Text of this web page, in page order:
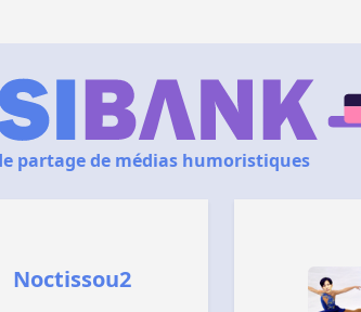
partage de médias humoristiques
Noctissou2